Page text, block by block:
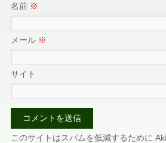
名前 ※
メール ※
サイト
このサイトはスパムを低減するために